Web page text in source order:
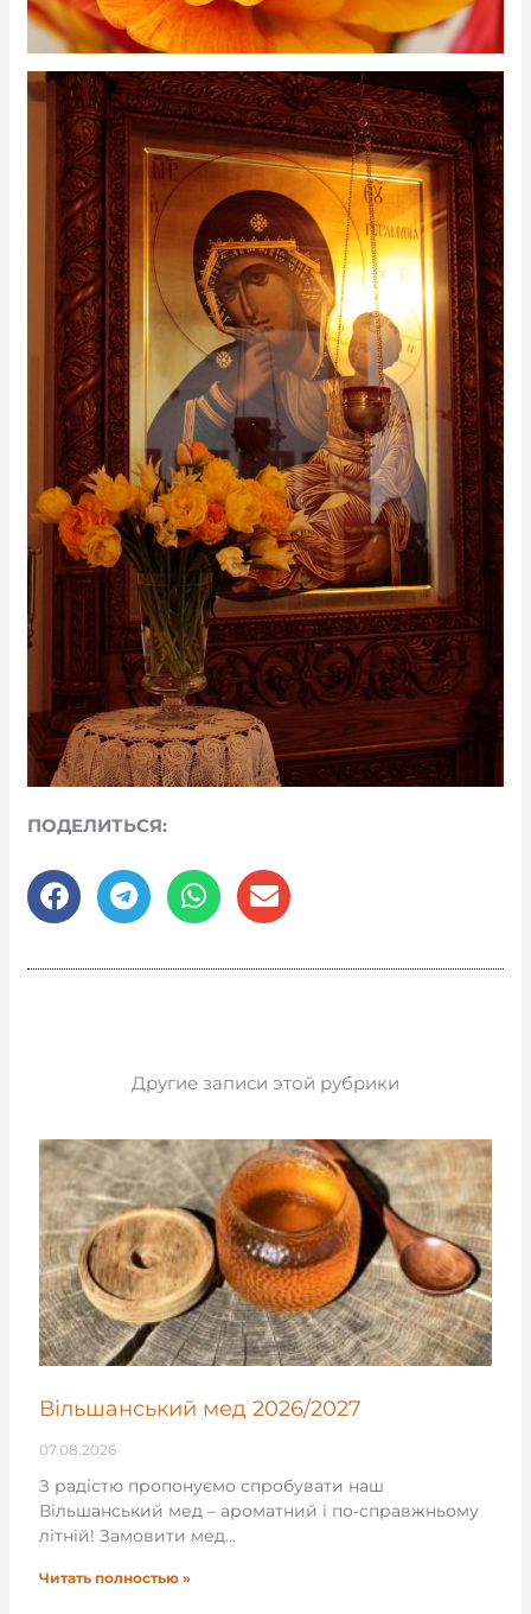
ПОДЕЛИТЬСЯ:
Другие записи этой рубрики
Вільшанський мед 2026/2027
07.08.2026
З радістю пропонуємо спробувати наш
Вільшанський мед – ароматний і по-справжньому
літній! Замовити мед…
Читать полностью »